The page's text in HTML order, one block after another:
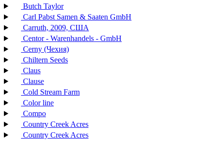
Butch Taylor
Carl Pabst Samen & Saaten GmbH
Carruth, 2009, США
Centor - Warenhandels - GmbH
Cerny (Чехия)
Chiltern Seeds
Claus
Clause
Cold Stream Farm
Color line
Compo
Country Creek Acres
Country Creek Acres